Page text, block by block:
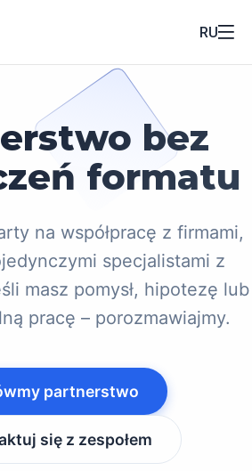
RU
bez
formatu
na współpracę z firmami,
specjalistami z
masz pomysł, hipotezę lub
pracę – porozmawiajmy.
partnerstwo
się z zespołem